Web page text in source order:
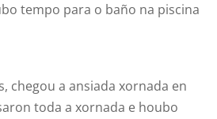
tempo para o baño na piscina
chegou a ansiada xornada en
toda a xornada e houbo